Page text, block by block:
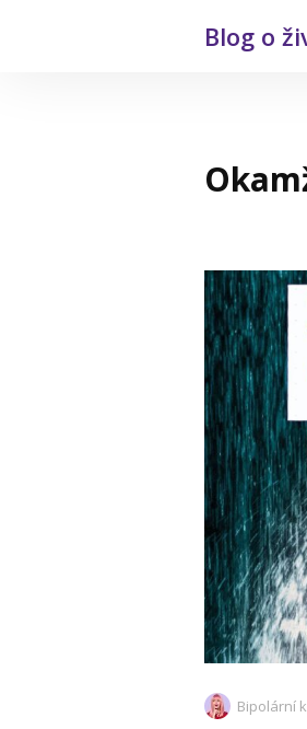
Blog o
Bipolární